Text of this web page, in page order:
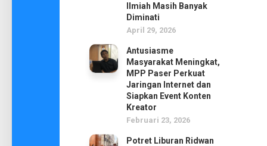
Ilmiah Masih Banyak
Diminati
April 29, 2026
Antusiasme
Masyarakat Meningkat,
MPP Paser Perkuat
Jaringan Internet dan
Siapkan Event Konten
Kreator
Februari 23, 2026
Potret Liburan Ridwan